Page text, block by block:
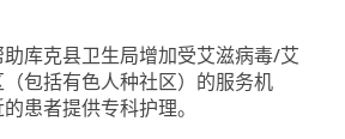
库克县卫生局增加受艾滋病毒/艾
包括有色人种社区）的服务机
患者提供专科护理。